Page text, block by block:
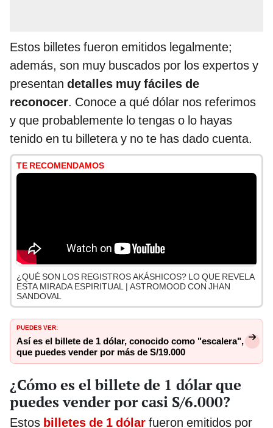
Estos billetes fueron emitidos legalmente;
además, son muy buscados por los expertos y
presentan detalles muy fáciles de
reconocer. Conoce a qué dólar nos referimos
y que probablemente lo tengas o lo hayas
tenido en tu billetera y no te has dado cuenta.
TE RECOMENDAMOS
¿QUÉ SON LOS REGISTROS AKÁSHICOS? LO QUE REVELA
ESTA MIRADA ESPIRITUAL | ASTROMOOD CON JHAN
SANDOVAL
PUEDES VER:
Así es el billete de 1 dólar, conocido como "escalera",
que puedes vender por más de S/19.000
¿Cómo es el billete de 1 dólar que
puedes vender por casi S/6.000?
Estos billetes de 1 dólar fueron emitidos por